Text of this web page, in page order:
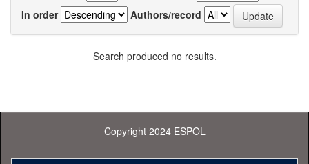
In order
Authors/record
Search produced no results.
Copyright 2024 ESPOL